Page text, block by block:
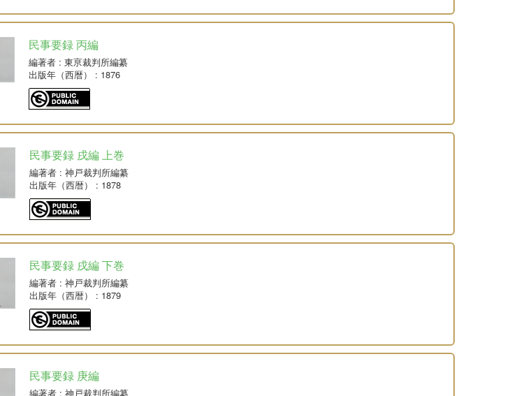
民事要録 丙編
編著者: 東亰裁判所編纂
出版年（西暦）
: 1876
民事要録 戌編 上巻
編著者: 神戸裁判所編纂
出版年（西暦）
: 1878
民事要録 戌編 下巻
編著者: 神戸裁判所編纂
出版年（西暦）
: 1879
民事要録 庚編
編著者: 神戸裁判所編纂